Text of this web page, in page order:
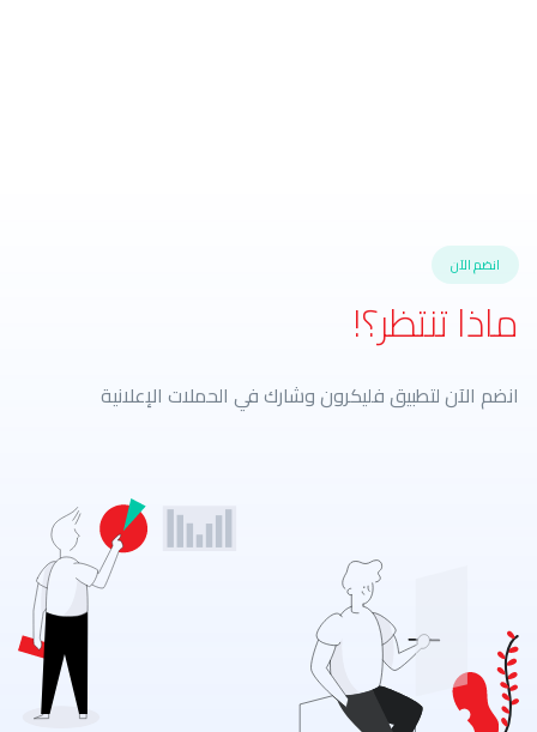
انضم الآن
ماذا تنتظر؟!
انضم الآن لتطبيق فليكرون وشارك في الحملات الإعلانية